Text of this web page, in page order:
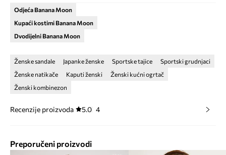
Odjeća Banana Moon
Kupaći kostimi Banana Moon
Dvodijelni Banana Moon
Ženske sandale Japanke ženske Sportske tajice
Sportski grudnjaci
Ženske natikače
Kaputi ženski
Ženski kućni ogrtač
Ženski kombinezon
Recenzije proizvoda 5.0 4
Preporučeni proizvodi